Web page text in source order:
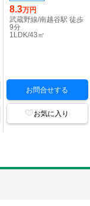
8.3万円
武蔵野線/南越谷駅 徒歩
9分
1LDK/43㎡
お問合せする
お気に入り